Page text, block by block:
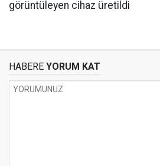
HABERE YORUM KAT